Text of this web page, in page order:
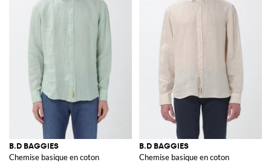
B.D BAGGIES
Chemise basique en coton
B.D BAGGIES
Chemise basique en coton